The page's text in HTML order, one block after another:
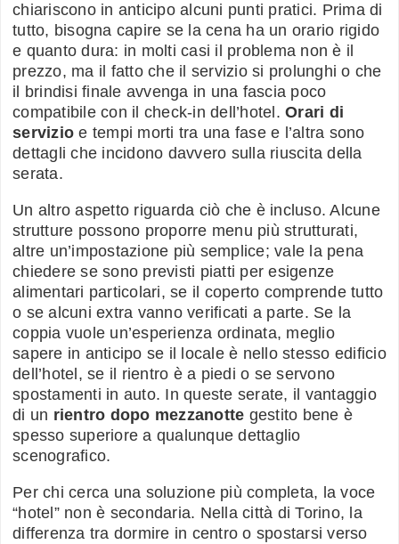
chiariscono in anticipo alcuni punti pratici. Prima di
tutto, bisogna capire se la cena ha un orario rigido
e quanto dura: in molti casi il problema non è il
prezzo, ma il fatto che il servizio si prolunghi o che
il brindisi finale avvenga in una fascia poco
compatibile con il check-in dell’hotel. Orari di
servizio e tempi morti tra una fase e l’altra sono
dettagli che incidono davvero sulla riuscita della
serata.
Un altro aspetto riguarda ciò che è incluso. Alcune
strutture possono proporre menu più strutturati,
altre un’impostazione più semplice; vale la pena
chiedere se sono previsti piatti per esigenze
alimentari particolari, se il coperto comprende tutto
o se alcuni extra vanno verificati a parte. Se la
coppia vuole un’esperienza ordinata, meglio
sapere in anticipo se il locale è nello stesso edificio
dell’hotel, se il rientro è a piedi o se servono
spostamenti in auto. In queste serate, il vantaggio
di un rientro dopo mezzanotte gestito bene è
spesso superiore a qualunque dettaglio
scenografico.
Per chi cerca una soluzione più completa, la voce
“hotel” non è secondaria. Nella città di Torino, la
differenza tra dormire in centro o spostarsi verso